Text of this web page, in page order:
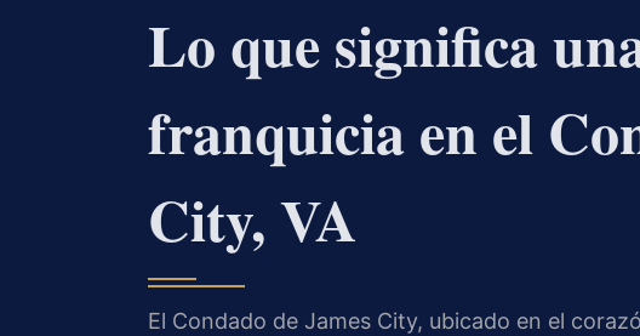
Lo que significa
franquicia en el
City, VA
El Condado de James City, ubicado en el